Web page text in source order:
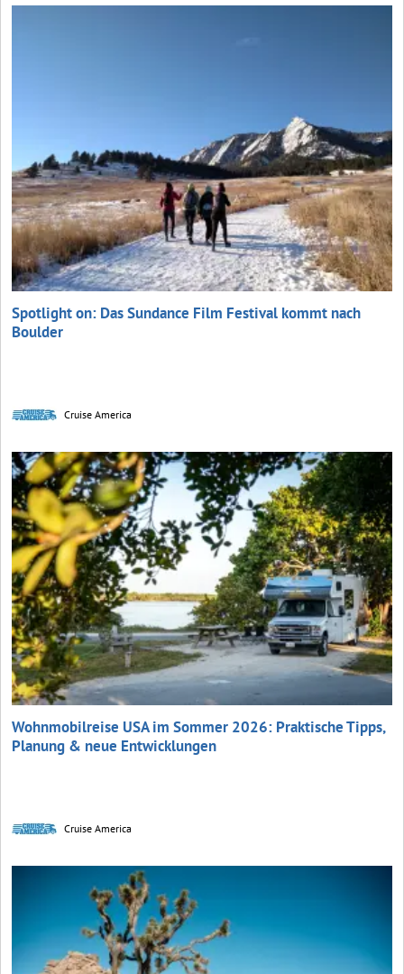
Spotlight on: Das Sundance Film Festival kommt nach
Boulder
Cruise America
Wohnmobilreise USA im Sommer 2026: Praktische Tipps,
Planung & neue Entwicklungen
Cruise America